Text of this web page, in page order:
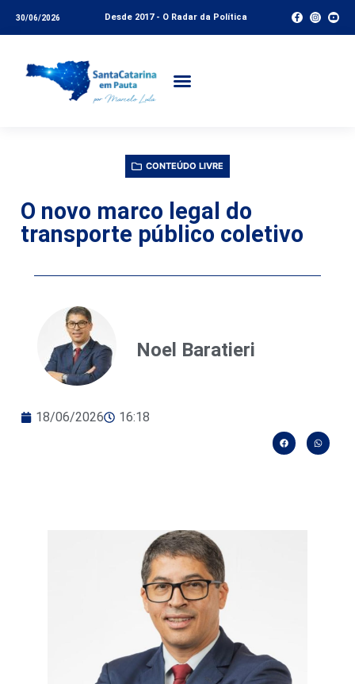
30/06/2026 Desde 2017 - O Radar da Política
CONTEÚDO LIVRE
O novo marco legal do
transporte público coletivo
Noel Baratieri
18/06/2026 16:18